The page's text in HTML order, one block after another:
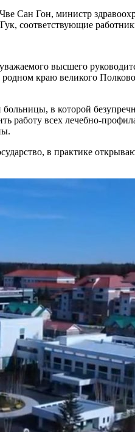
Гон, министр
соответствующие
высшего
краю великого
в которой
работу всех лечебно-
в практике